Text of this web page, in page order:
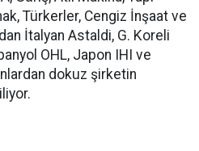
Türkerler, Cengiz İnşaat ve
İtalyan Astaldi, G. Koreli
OHL, Japon IHI ve
dokuz şirketin